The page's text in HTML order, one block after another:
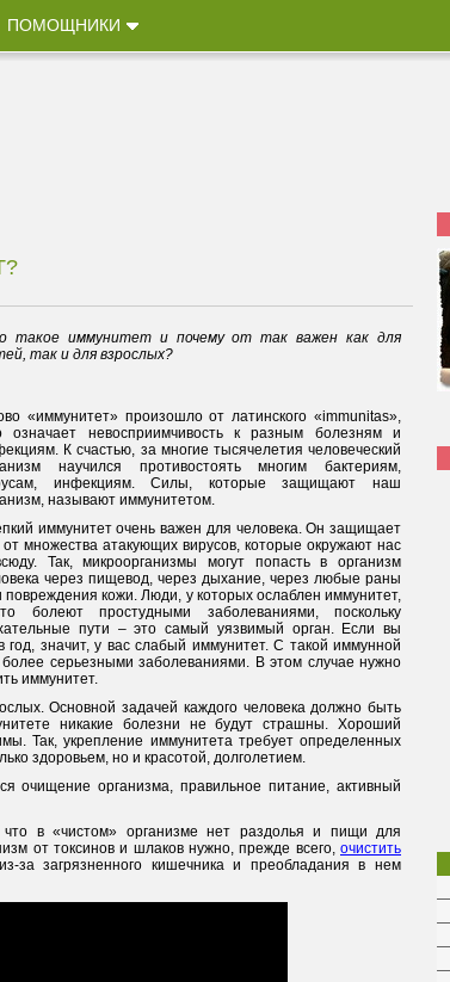
ПОМОЩНИКИ
такое иммунитет и почему от так важен как для
так и для взрослых?
«иммунитет» произошло от латинского «immunitas»,
означает невосприимчивость к разным болезням и
К счастью, за многие тысячелетия человеческий
научился противостоять многим бактериям,
инфекциям. Силы, которые защищают наш
называют иммунитетом.
иммунитет очень важен для человека. Он защищает
от множества атакующих вирусов, которые окружают нас
Так, микроорганизмы могут попасть в организм
через пищевод, через дыхание, через любые раны
повреждения кожи. Люди, у которых ослаблен иммунитет,
болеют простудными заболеваниями, поскольку
пути – это самый уязвимый орган. Если вы
значит, у вас слабый иммунитет. С такой иммунной
серьезными заболеваниями. В этом случае нужно
иммунитет.
Основной задачей каждого человека должно быть
никакие болезни не будут страшны. Хороший
Так, укрепление иммунитета требует определенных
здоровьем, но и красотой, долголетием.
очищение организма, правильное питание, активный
в «чистом» организме нет раздолья и пищи для
от токсинов и шлаков нужно, прежде всего, очистить
за загрязненного кишечника и преобладания в нем